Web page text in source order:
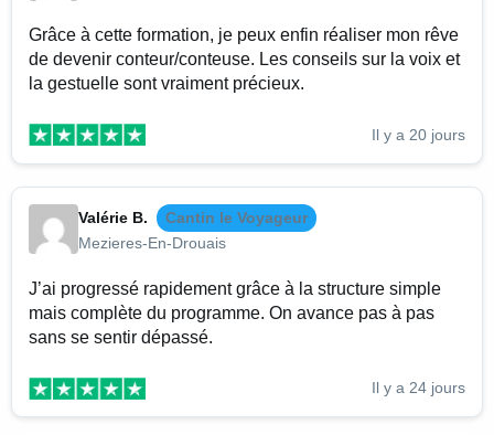
Grâce à cette formation, je peux enfin réaliser mon rêve
de devenir conteur/conteuse. Les conseils sur la voix et
la gestuelle sont vraiment précieux.
Il y a 20 jours
Valérie B.
Cantin le Voyageur
Mezieres-En-Drouais
J’ai progressé rapidement grâce à la structure simple
mais complète du programme. On avance pas à pas
sans se sentir dépassé.
Il y a 24 jours